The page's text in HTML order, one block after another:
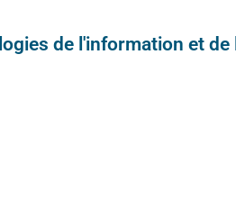
de l'information et de